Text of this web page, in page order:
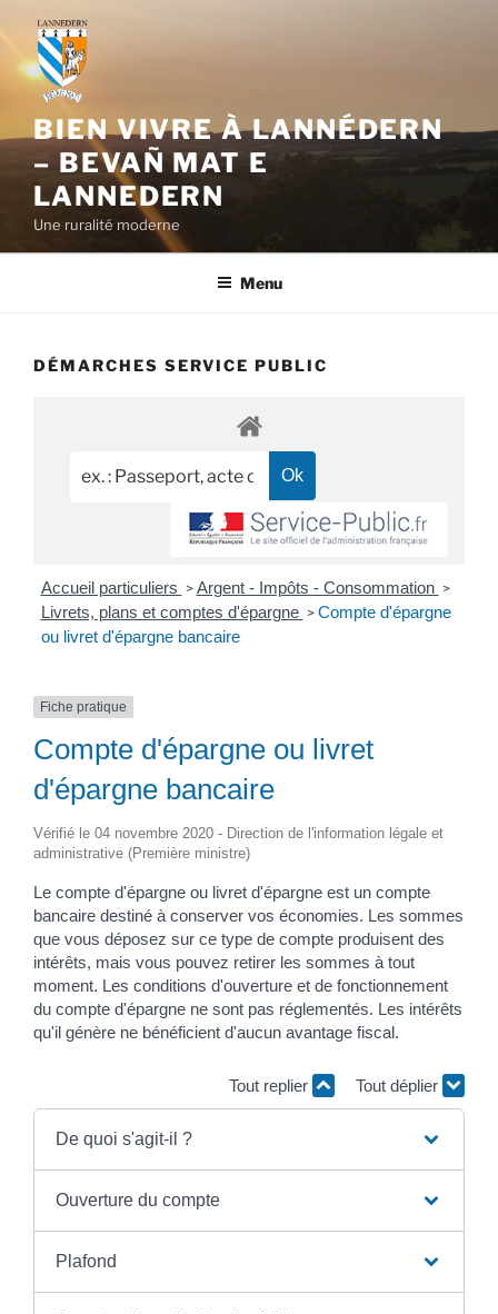
contenu
principal
BIEN VIVRE À LANNÉDERN
– BEVAÑ MAT E
LANNEDERN
Une ruralité moderne
Menu
DÉMARCHES SERVICE PUBLIC
Accueil particuliers > Argent - Impôts - Consommation >
Livrets, plans et comptes d'épargne > Compte d'épargne
ou livret d'épargne bancaire
Fiche pratique
Compte d'épargne ou livret
d'épargne bancaire
Vérifié le 04 novembre 2020 - Direction de l'information légale et
administrative (Première ministre)
Le compte d'épargne ou livret d'épargne est un compte
bancaire destiné à conserver vos économies. Les sommes
que vous déposez sur ce type de compte produisent des
intérêts, mais vous pouvez retirer les sommes à tout
moment. Les conditions d'ouverture et de fonctionnement
du compte d'épargne ne sont pas réglementés. Les intérêts
qu'il génère ne bénéficient d'aucun avantage fiscal.
Tout replier Tout déplier
De quoi s'agit-il ?
Ouverture du compte
Plafond